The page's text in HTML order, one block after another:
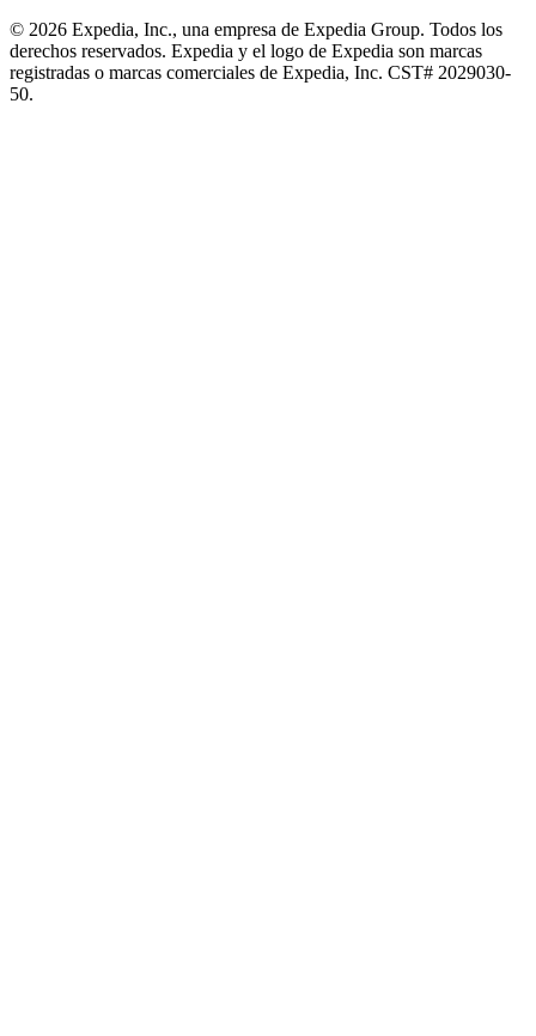
© 2026 Expedia, Inc., una empresa de Expedia Group. Todos los
derechos reservados. Expedia y el logo de Expedia son marcas
registradas o marcas comerciales de Expedia, Inc. CST# 2029030-
50.